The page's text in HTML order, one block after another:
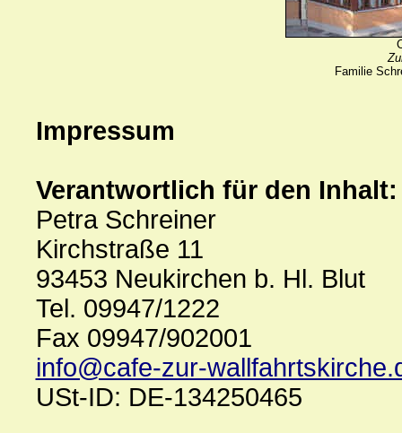
Familie
Impressum
Verantwortlich für den Inhalt:
Petra Schreiner
Kirchstraße 11
93453 Neukirchen b. Hl. Blut
Tel. 09947/1222
Fax 09947/902001
info@cafe-zur-
USt-ID: DE-134250465